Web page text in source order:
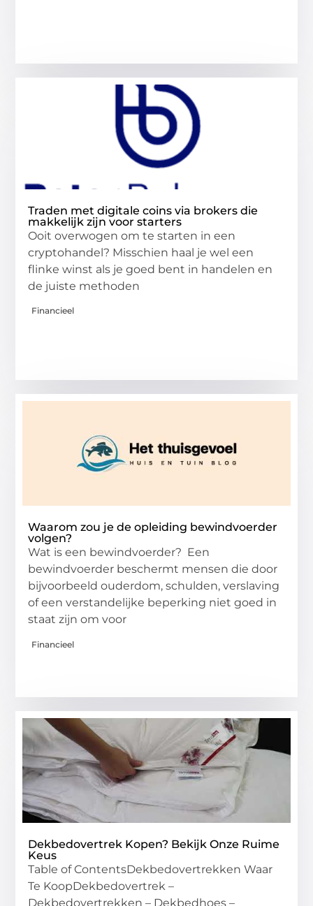
Traden met digitale coins via brokers die
makkelijk zijn voor starters
Ooit overwogen om te starten in een
cryptohandel? Misschien haal je wel een
flinke winst als je goed bent in handelen en
de juiste methoden
Financieel
Waarom zou je de opleiding bewindvoerder
volgen?
Wat is een bewindvoerder? Een
bewindvoerder beschermt mensen die door
bijvoorbeeld ouderdom, schulden, verslaving
of een verstandelijke beperking niet goed in
staat zijn om voor
Financieel
Dekbedovertrek Kopen? Bekijk Onze Ruime
Keus
Table of ContentsDekbedovertrekken Waar
Te KoopDekbedovertrek –
Dekbedovertrekken – Dekbedhoes –